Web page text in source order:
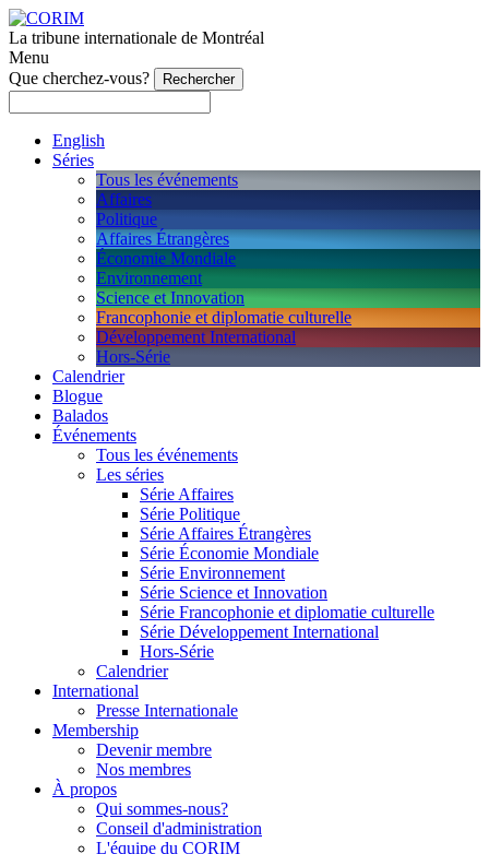
La tribune internationale de Montréal
Menu
Que cherchez-vous?
English
Séries
Tous les événements
Affaires
Politique
Affaires Étrangères
Économie Mondiale
Environnement
Science et Innovation
Francophonie et diplomatie culturelle
Développement International
Hors-Série
Calendrier
Blogue
Balados
Événements
Tous les événements
Les séries
Série Affaires
Série Politique
Série Affaires Étrangères
Série Économie Mondiale
Série Environnement
Série Science et Innovation
Série Francophonie et diplomatie culturelle
Série Développement International
Hors-Série
Calendrier
International
Presse Internationale
Membership
Devenir membre
Nos membres
À propos
Qui sommes-nous?
Conseil d'administration
L'équipe du CORIM